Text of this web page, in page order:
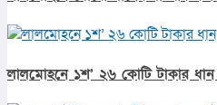
লালমোহনে ১শ’ ২৬ কোটি টাকার ধান